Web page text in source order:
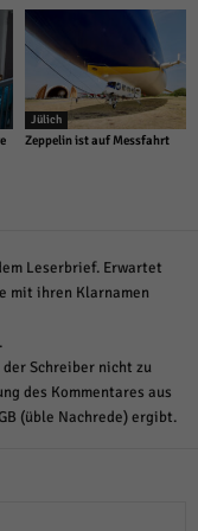
Jülich
Zeppelin ist auf Messfahrt
Leserbrief. Erwartet
mit ihren Klarnamen
Schreiber nicht zu
des Kommentares aus
(üble Nachrede) ergibt.
werden
Medien akzeptiert
manuellen Einwilligung